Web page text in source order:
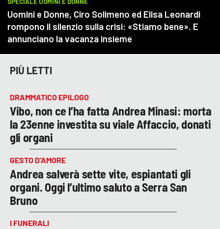
PIÙ LETTI
DRAMMATICO EPILOGO
Vibo, non ce l’ha fatta Andrea Minasi: morta
la 23enne investita su viale Affaccio, donati
gli organi
GESTO D’AMORE
Andrea salverà sette vite, espiantati gli
organi. Oggi l’ultimo saluto a Serra San
Bruno
I FUNERALI